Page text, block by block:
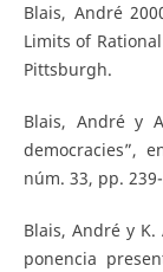
Blais, André
Limits of
Pittsburgh.
Blais, André y
democracies”,
núm. 33, pp.
Blais, André y
ponencia